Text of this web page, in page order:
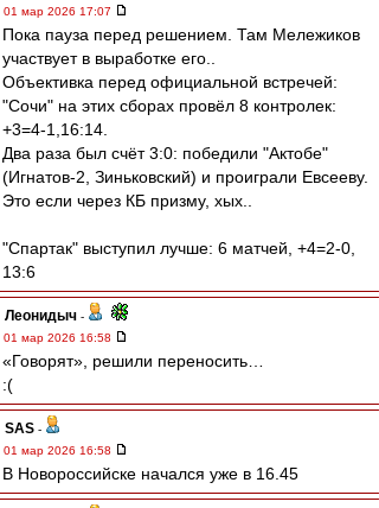
01 мар 2026 17:07
Пока пауза перед решением. Там Мележиков
участвует в выработке его..
Объективка перед официальной встречей:
"Сочи" на этих сборах провёл 8 контролек:
+3=4-1,16:14.
Два раза был счёт 3:0: победили "Актобе"
(Игнатов-2, Зиньковский) и проиграли Евсееву.
Это если через КБ призму, хых..
"Спартак" выступил лучше: 6 матчей, +4=2-0,
13:6
Леонидыч -
01 мар 2026 16:58
«Говорят», решили переносить…
:(
SAS -
01 мар 2026 16:58
В Новороссийске начался уже в 16.45